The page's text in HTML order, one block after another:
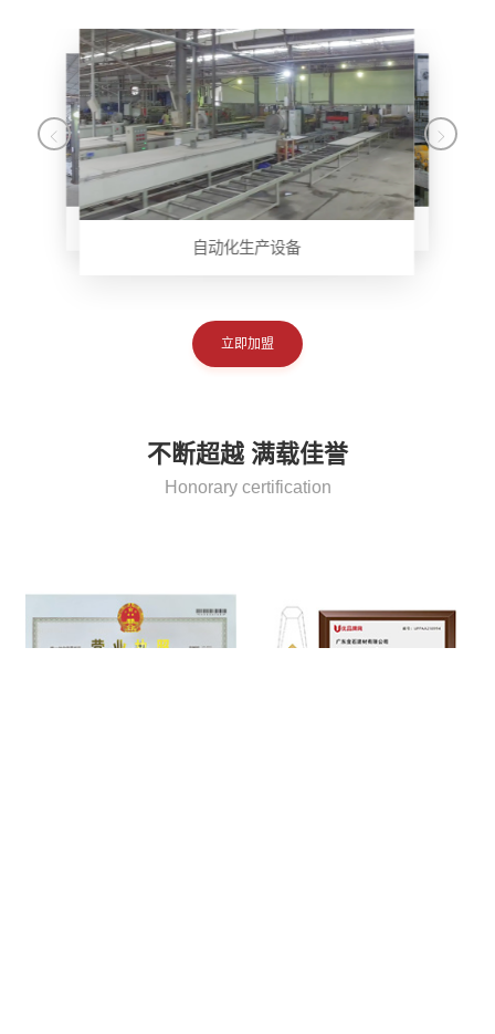
抛光车间
自动化生产设备
生产线 2
立即加盟
不断超越 满载佳誉
Honorary certification